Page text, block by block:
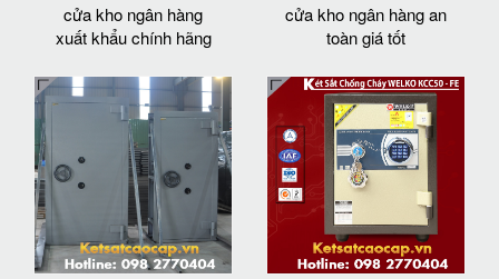
cửa kho ngân hàng
xuất khẩu chính hãng
cửa kho ngân hàng an
toàn giá tốt